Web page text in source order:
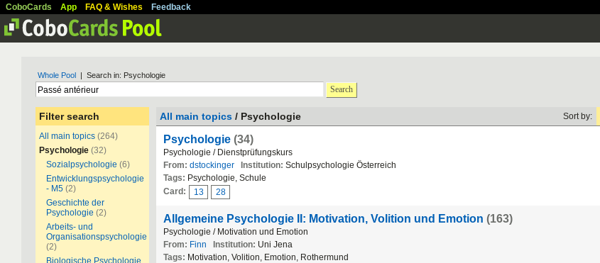
CoboCards App FAQ & Wishes Feedback
Whole Pool | Search in: Psychologie
Search
Filter search
All main topics (264)
Psychologie (32)
Sozialpsychologie (6)
Entwicklungspsychologie
- M5 (2)
Geschichte der
Psychologie (2)
Arbeits- und
Organisationspsychologie
(2)
Biologische Psychologie
All main topics / Psychologie Sort by:
Psychologie (34)
Psychologie / Dienstprüfungskurs
From: dstockinger Institution: Schulpsychologie Österreich
Tags: Psychologie, Schule
Card:
13 28
Allgemeine Psychologie II: Motivation, Volition und Emotion (163)
Psychologie / Motivation und Emotion
From: Finn Institution: Uni Jena
Tags: Motivation, Volition, Emotion, Rothermund